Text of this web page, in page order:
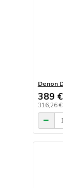
Denon
389 €
316,26 €